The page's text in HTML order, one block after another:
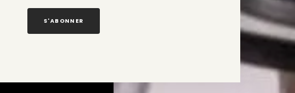
S'ABONNER